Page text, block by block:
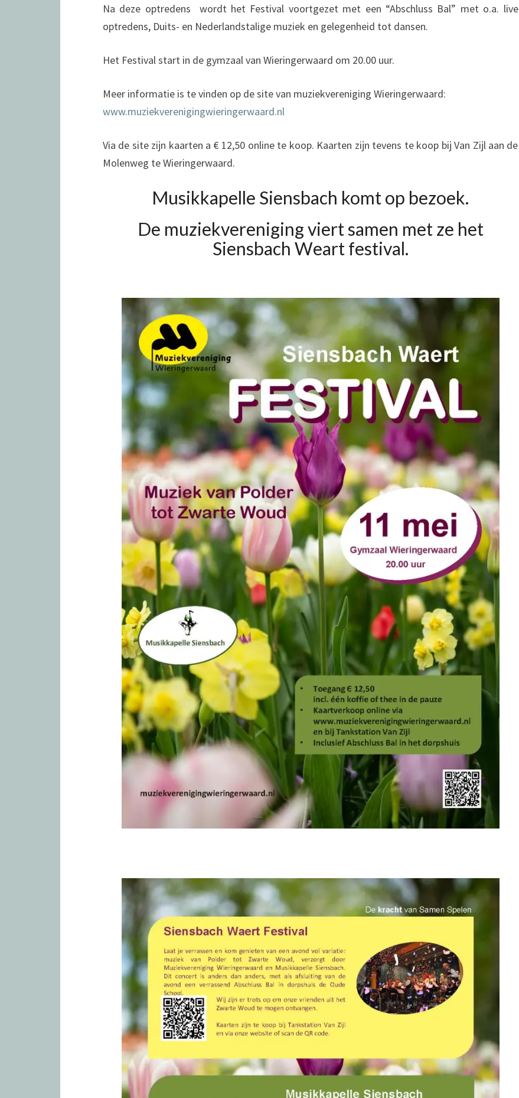
Na deze optredens wordt het Festival voortgezet met een “Abschluss Bal” met o.a. live
optredens, Duits- en Nederlandstalige muziek en gelegenheid tot dansen.
Het Festival start in de gymzaal van Wieringerwaard om 20.00 uur.
Meer informatie is te vinden op de site van muziekvereniging Wieringerwaard:
www.muziekverenigingwieringerwaard.nl
Via de site zijn kaarten a € 12,50 online te koop. Kaarten zijn tevens te koop bij Van Zijl aan de
Molenweg te Wieringerwaard.
Musikkapelle Siensbach komt op bezoek.
De muziekvereniging viert samen met ze het
Siensbach Weart festival.